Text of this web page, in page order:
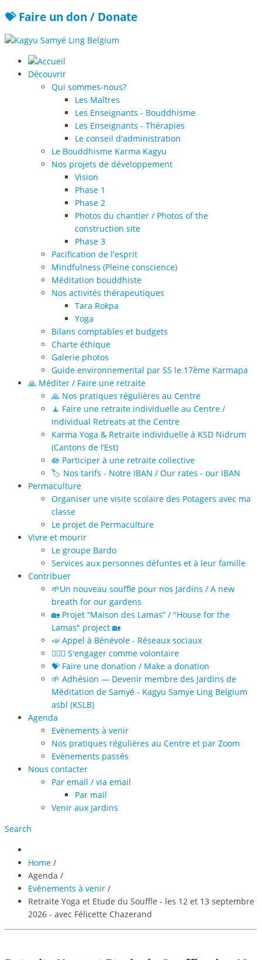
💝 Faire un don / Donate
Découvrir
Qui sommes-nous?
Les Maîtres
Les Enseignants - Bouddhisme
Les Enseignants - Thérapies
Le conseil d'administration
Le Bouddhisme Karma Kagyu
Nos projets de développement
Vision
Phase 1
Phase 2
Photos du chantier / Photos of the
construction site
Phase 3
Pacification de l'esprit
Mindfulness (Pleine conscience)
Méditation bouddhiste
Nos activités thérapeutiques
Tara Rokpa
Yoga
Bilans comptables et budgets
Charte éthique
Galerie photos
Guide environnemental par SS le 17ème Karmapa
🙏 Méditer / Faire une retraite
🙏 Nos pratiques régulières au Centre
🧘 Faire une retraite individuelle au Centre /
Individual Retreats at the Centre
Karma Yoga & Retraite individuelle à KSD Nidrum
(Cantons de l’Est)
🪷 Participer à une retraite collective
🏷️ Nos tarifs - Notre IBAN / Our rates - our IBAN
Permaculture
Organiser une visite scolaire des Potagers avec ma
classe
Le projet de Permaculture
Vivre et mourir
Le groupe Bardo
Services aux personnes défuntes et à leur famille
Contribuer
🌱Un nouveau souffle pour nos Jardins / A new
breath for our gardens
🏡 Projet “Maison des Lamas” / "House for the
Lamas" project 🏡
📣 Appel à Bénévole - Réseaux sociaux
🙋🏻‍♀️ S'engager comme volontaire
💝 Faire une donation / Make a donation
🌱 Adhésion — Devenir membre des Jardins de
Méditation de Samyé - Kagyu Samye Ling Belgium
asbl (KSLB)
Agenda
Evènements à venir
Nos pratiques régulières au Centre et par Zoom
Evènements passés
Nous contacter
Par email / via email
Par mail
Venir aux Jardins
Search
Home /
Agenda /
Evènements à venir /
Retraite Yoga et Etude du Souffle - les 12 et 13 septembre
2026 - avec Félicette Chazerand